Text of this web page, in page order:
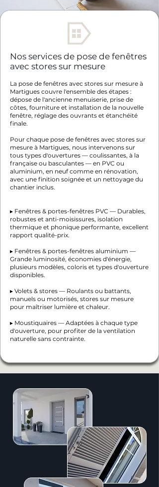
Nos services de pose de fenêtres
avec stores sur mesure
La pose de fenêtres avec stores sur mesure à
Martigues couvre l'ensemble des étapes :
dépose de l'ancienne menuiserie, prise de
côtes, fourniture et installation de la nouvelle
fenêtre, réglage des ouvrants et étanchéité
finale.
Pour chaque pose de fenêtres avec stores sur
mesure à Martigues, nous intervenons sur
tous types d'ouvertures — coulissantes, à la
française ou basculantes — en PVC ou
aluminium, en neuf comme en rénovation,
avec une finition soignée et un nettoyage du
chantier inclus.
▸ Fenêtres & portes-fenêtres PVC — Durables,
robustes et anti-moisissures, isolation
thermique et phonique performante, excellent
rapport qualité-prix.
▸ Fenêtres & portes-fenêtres aluminium —
Grande luminosité, économies d'énergie,
plusieurs modèles, coloris et types d'ouverture
disponibles.
▸ Volets & stores — Roulants ou battants,
manuels ou motorisés, stores sur mesure
pour maîtriser lumière et chaleur.
▸ Moustiquaires — Adaptées à chaque type
d'ouverture, pour profiter de la ventilation
naturelle sans contrainte.